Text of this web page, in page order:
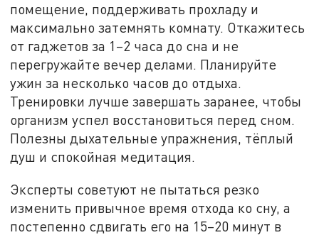
помещение, поддерживать прохладу и
максимально затемнять комнату. Откажитесь
от гаджетов за 1–2 часа до сна и не
перегружайте вечер делами. Планируйте
ужин за несколько часов до отдыха.
Тренировки лучше завершать заранее, чтобы
организм успел восстановиться перед сном.
Полезны дыхательные упражнения, тёплый
душ и спокойная медитация.
Эксперты советуют не пытаться резко
изменить привычное время отхода ко сну, а
постепенно сдвигать его на 15–20 минут в